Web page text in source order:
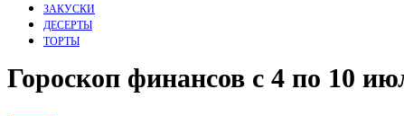
ЗАКУСКИ
ДЕСЕРТЫ
ТОРТЫ
Гороскоп финансов с 4 по 10